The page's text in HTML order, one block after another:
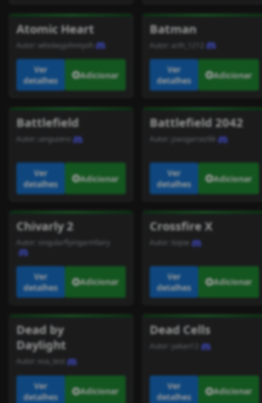
Atomic Heart
Autor: whiskeyjohnnyoh
Ver
detalhes
Adicionar
Batman
Autor: arth_1212
Ver
detalhes
Adicionar
Battlefield
Autor: uinguzero
Ver
detalhes
Adicionar
Battlefield 2042
Autor: joaogarcez96
Ver
detalhes
Adicionar
Chivarly 2
Autor: singularflyingarmfairy
Ver
detalhes
Adicionar
Crossfire X
Autor: tiojoe
Ver
detalhes
Adicionar
Dead by
Daylight
Autor: eva_test
Ver
detalhes
Adicionar
Dead Cells
Autor: yakan12
Ver
detalhes
Adicionar